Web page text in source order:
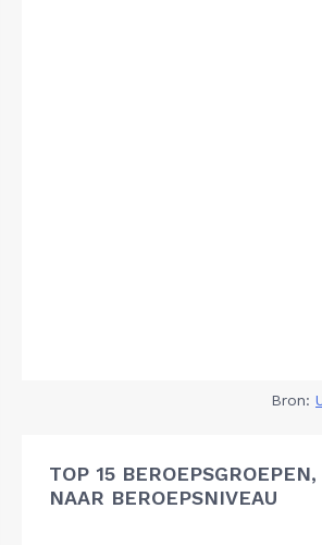
Bron:
TOP 15 BEROEPSGROEPEN,
NAAR BEROEPSNIVEAU